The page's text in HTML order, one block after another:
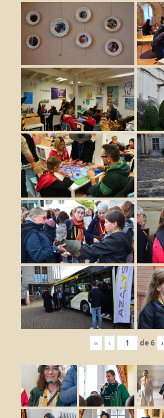
« ‹ de6 ›